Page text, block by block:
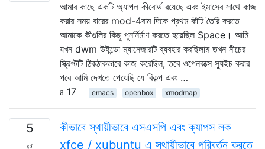
আমার কাছে একটি অ্যাপল কীবোর্ড রয়েছে এবং ইমাসের সাথে কাজ
করার সময় বারের mod-4বাম দিকে প্রথম কীটি তৈরি করতে
আমাকে কীগুলির কিছু পুনর্নির্মাণ করতে হয়েছিল Space। আমি
যখন dwm উইন্ডো ম্যানেজারটি ব্যবহার করছিলাম তখন নীচের
স্ক্রিপ্টটি ঠিকঠাকভাবে কাজ করেছিল, তবে ওপেনবক্সে স্যুইচ করার
পরে আমি দেখতে পেয়েছি যে বিকল্প এবং …
17
emacs openbox xmodmap
5
কীভাবে স্থায়ীভাবে এসএসপি এবং ক্যাপস লক
xfce / xubuntu এ স্থায়ীভাবে পরিবর্তন করতে